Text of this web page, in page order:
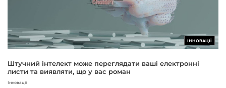
ІННОВАЦІЇ
Штучний інтелект може переглядати ваші електронні
листи та виявляти, що у вас роман
Інновації